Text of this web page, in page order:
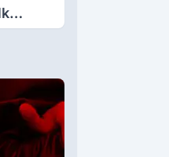
anları